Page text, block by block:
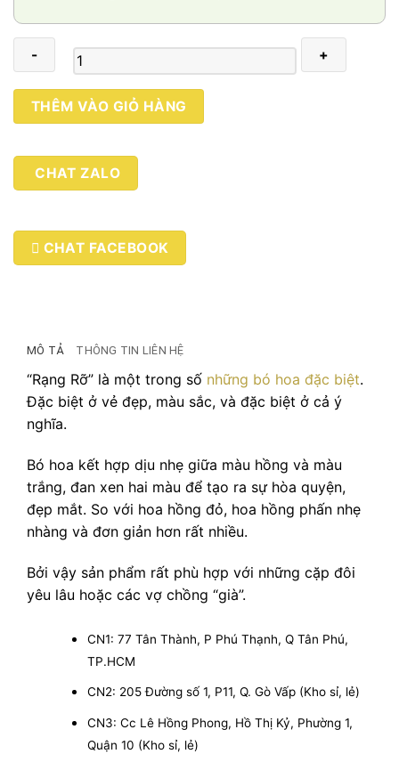
Rạng
rỡ
số
lượng
THÊM VÀO GIỎ HÀNG
CHAT ZALO
CHAT FACEBOOK
MÔ TẢ THÔNG TIN LIÊN HỆ
“Rạng Rỡ” là một trong số những bó hoa đặc biệt.
Đặc biệt ở vẻ đẹp, màu sắc, và đặc biệt ở cả ý
nghĩa.
Bó hoa kết hợp dịu nhẹ giữa màu hồng và màu
trắng, đan xen hai màu để tạo ra sự hòa quyện,
đẹp mắt. So với hoa hồng đỏ, hoa hồng phấn nhẹ
nhàng và đơn giản hơn rất nhiều.
Bởi vậy sản phẩm rất phù hợp với những cặp đôi
yêu lâu hoặc các vợ chồng “già”.
CN1: 77 Tân Thành, P Phú Thạnh, Q Tân Phú,
TP.HCM
CN2: 205 Đường số 1, P11, Q. Gò Vấp (Kho sỉ, lẻ)
CN3: Cc Lê Hồng Phong, Hồ Thị Kỷ, Phường 1,
Quận 10 (Kho sỉ, lẻ)